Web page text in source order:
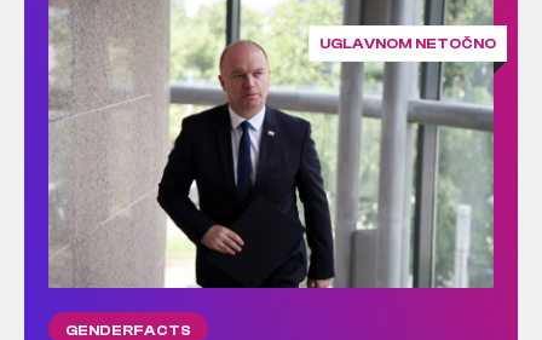
UGLAVNOM NETOČNO
GENDERFACTS